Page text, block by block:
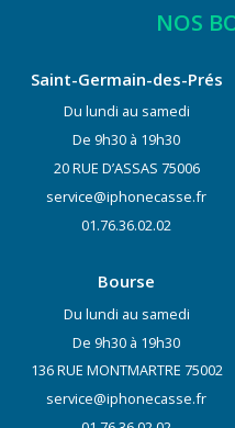
NOS
Saint-Germain-des-Prés
Du lundi au samedi
De 9h30 à 19h30
20 RUE D’ASSAS 75006
service@iphonecasse.fr
01.76.36.02.02
Bourse
Du lundi au samedi
De 9h30 à 19h30
136 RUE MONTMARTRE 75002
service@iphonecasse.fr